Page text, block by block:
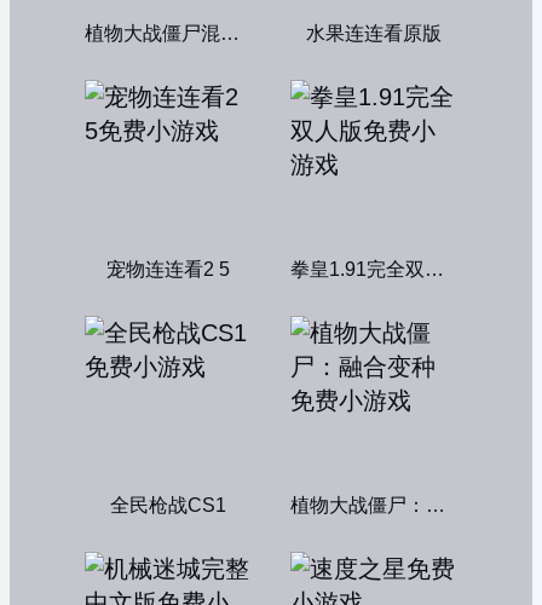
植物大战僵尸混合版 水果连连看原版
宠物连连看2 5 拳皇1.91完全双人版
全民枪战CS1 植物大战僵尸：融合变种